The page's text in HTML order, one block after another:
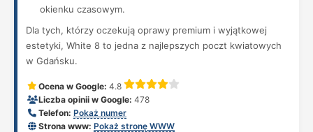
okienku czasowym.
Dla tych, którzy oczekują oprawy premium i wyjątkowej
estetyki, White 8 to jedna z najlepszych poczt kwiatowych
w Gdańsku.
Ocena w Google: 4.8
Liczba opinii w Google: 478
Telefon: Pokaż numer
Strona www: Pokaż stronę WWW